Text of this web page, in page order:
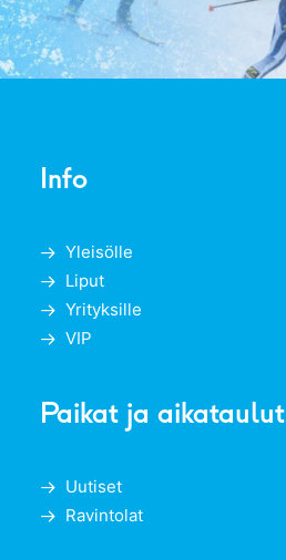
Info
Yleisölle
Liput
Yrityksille
VIP
Paikat ja aikataulut
Uutiset
Ravintolat